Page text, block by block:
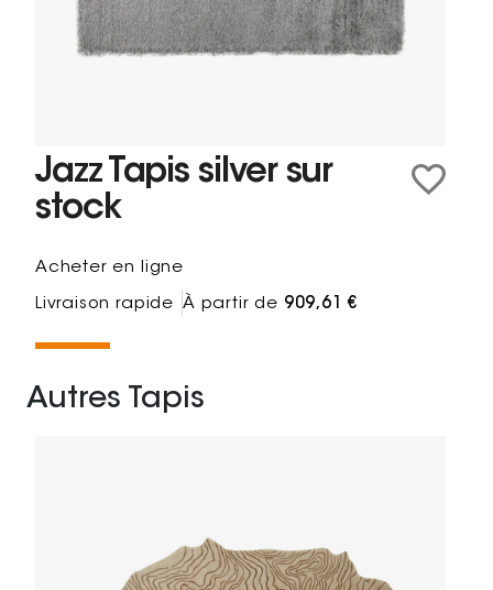
Jazz Tapis silver sur
stock
Acheter en ligne
Livraison rapide À partir de 909,61 €
Autres Tapis